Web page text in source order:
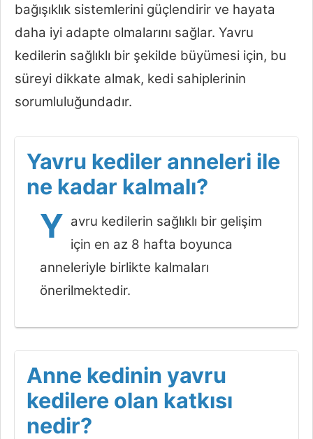
bağışıklık sistemlerini güçlendirir ve hayata
daha iyi adapte olmalarını sağlar. Yavru
kedilerin sağlıklı bir şekilde büyümesi için, bu
süreyi dikkate almak, kedi sahiplerinin
sorumluluğundadır.
Yavru kediler anneleri ile
ne kadar kalmalı?
Y avru kedilerin sağlıklı bir gelişim
için en az 8 hafta boyunca
anneleriyle birlikte kalmaları
önerilmektedir.
Anne kedinin yavru
kedilere olan katkısı
nedir?